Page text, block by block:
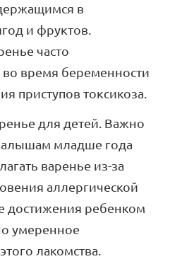
в
и фруктов.
часто
во время беременности
приступов токсикоза.
для детей. Важно
младше года
варенье из-за
аллергической
достижения ребенком
умеренное
лакомства.